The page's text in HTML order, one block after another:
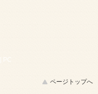
ページトップへ